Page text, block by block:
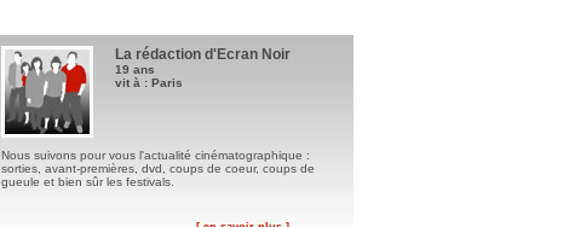
La rédaction d'Ecran Noir
19 ans
vit à : Paris
Nous suivons pour vous l'actualité cinématographique :
sorties, avant-premières, dvd, coups de coeur, coups de
gueule et bien sûr les festivals.